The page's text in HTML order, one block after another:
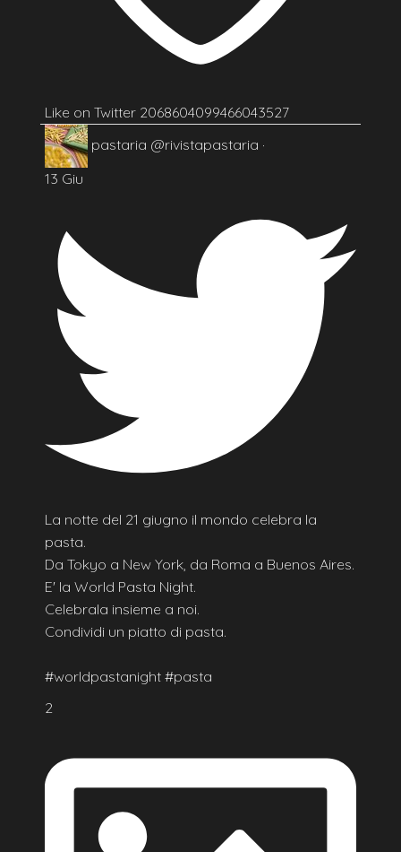
Like on Twitter 2068604099466043527
pastaria @rivistapastaria ·
13 Giu
La notte del 21 giugno il mondo celebra la
pasta.
Da Tokyo a New York, da Roma a Buenos Aires.
E' la World Pasta Night.
Celebrala insieme a noi.
Condividi un piatto di pasta.
#worldpastanight #pasta
2